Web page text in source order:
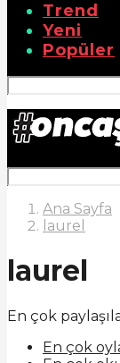
Trend
Yeni
Popüler
Ana Sayfa
laurel
laurel
En çok
En çok